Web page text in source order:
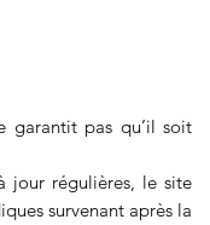
garantit pas qu’il soit
jour régulières, le site
survenant après la